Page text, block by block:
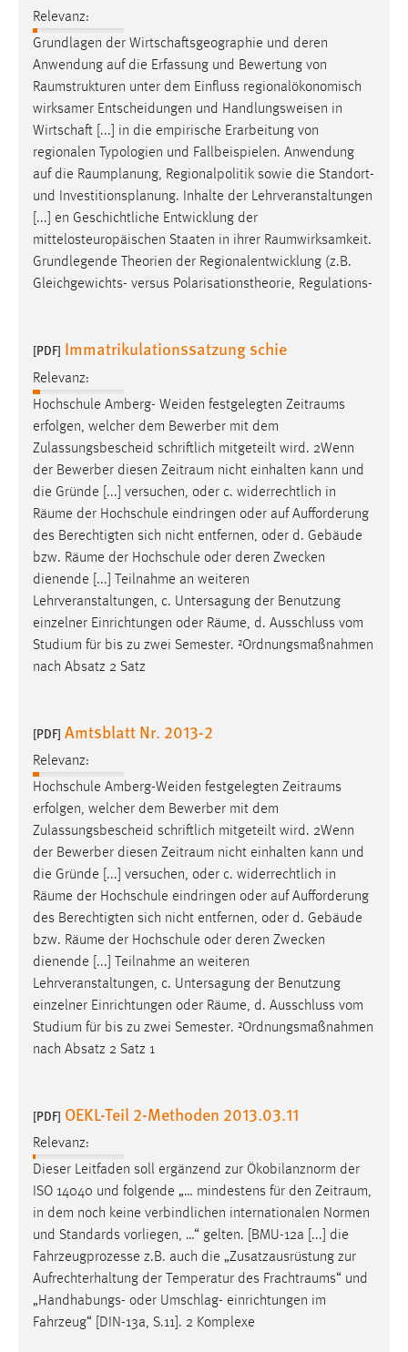
Relevanz:
Grundlagen der Wirtschaftsgeographie und deren
Anwendung auf die Erfassung und Bewertung von
Raumstrukturen unter dem Einfluss regionalökonomisch
wirksamer Entscheidungen und Handlungsweisen in
Wirtschaft [...] in die empirische Erarbeitung von
regionalen Typologien und Fallbeispielen. Anwendung
auf die Raumplanung, Regionalpolitik sowie die Standort-
und Investitionsplanung. Inhalte der Lehrveranstaltungen
[...] en Geschichtliche Entwicklung der
mittelosteuropäischen Staaten in ihrer Raumwirksamkeit.
Grundlegende Theorien der Regionalentwicklung (z.B.
Gleichgewichts- versus Polarisationstheorie, Regulations-
[PDF] Immatrikulationssatzung schie
Relevanz:
Hochschule Amberg- Weiden festgelegten Zeitraums
erfolgen, welcher dem Bewerber mit dem
Zulassungsbescheid schriftlich mitgeteilt wird. 2Wenn
der Bewerber diesen Zeitraum nicht einhalten kann und
die Gründe [...] versuchen, oder c. widerrechtlich in
Räume der Hochschule eindringen oder auf Aufforderung
des Berechtigten sich nicht entfernen, oder d. Gebäude
bzw. Räume der Hochschule oder deren Zwecken
dienende [...] Teilnahme an weiteren
Lehrveranstaltungen, c. Untersagung der Benutzung
einzelner Einrichtungen oder Räume, d. Ausschluss vom
Studium für bis zu zwei Semester. ²Ordnungsmaßnahmen
nach Absatz 2 Satz
[PDF] Amtsblatt Nr. 2013-2
Relevanz:
Hochschule Amberg-Weiden festgelegten Zeitraums
erfolgen, welcher dem Bewerber mit dem
Zulassungsbescheid schriftlich mitgeteilt wird. 2Wenn
der Bewerber diesen Zeitraum nicht einhalten kann und
die Gründe [...] versuchen, oder c. widerrechtlich in
Räume der Hochschule eindringen oder auf Aufforderung
des Berechtigten sich nicht entfernen, oder d. Gebäude
bzw. Räume der Hochschule oder deren Zwecken
dienende [...] Teilnahme an weiteren
Lehrveranstaltungen, c. Untersagung der Benutzung
einzelner Einrichtungen oder Räume, d. Ausschluss vom
Studium für bis zu zwei Semester. ²Ordnungsmaßnahmen
nach Absatz 2 Satz 1
[PDF] OEKL-Teil 2-Methoden 2013.03.11
Relevanz:
Dieser Leitfaden soll ergänzend zur Ökobilanznorm der
ISO 14040 und folgende „… mindestens für den Zeitraum,
in dem noch keine verbindlichen internationalen Normen
und Standards vorliegen, …“ gelten. [BMU-12a [...] die
Fahrzeugprozesse z.B. auch die „Zusatzausrüstung zur
Aufrechterhaltung der Temperatur des Frachtraums“ und
„Handhabungs- oder Umschlag- einrichtungen im
Fahrzeug“ [DIN-13a, S.11]. 2 Komplexe